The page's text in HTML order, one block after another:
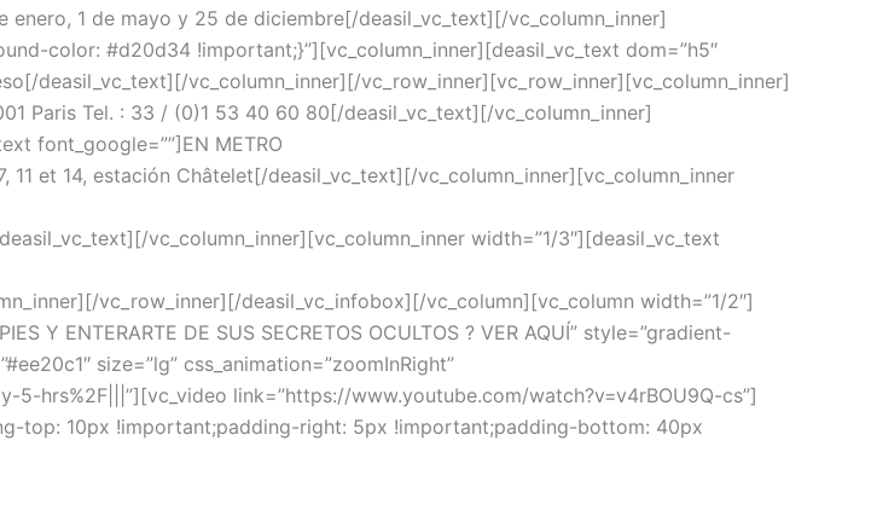
enero, 1 de mayo y 25 de diciembre[/deasil_vc_text][/vc_column_inner]
color: #d20d34 !important;}”][vc_column_inner][deasil_vc_text dom=”h5″
deasil_vc_text][/vc_column_inner][/vc_row_inner][vc_row_inner][vc_column_inner]
Paris Tel. : 33 / (0)1 53 40 60 80[/deasil_vc_text][/vc_column_inner]
font_google=””]EN METRO
et 14, estación Châtelet[/deasil_vc_text][/vc_column_inner][vc_column_inner
vc_column_inner][vc_column_inner width=”1/3″][deasil_vc_text
vc_row_inner][/deasil_vc_infobox][/vc_column][vc_column width=”1/2″]
Y ENTERARTE DE SUS SECRETOS OCULTOS ? VER AQUÍ” style=”gradient-
size=”lg” css_animation=”zoomInRight”
5-hrs%2F|||”][vc_video link=”https://www.youtube.com/watch?v=v4rBOU9Q-cs”]
top: 10px !important;padding-right: 5px !important;padding-bottom: 40px